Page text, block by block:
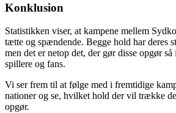
Konklusion
Statistikken viser, at kampene mellem
tætte og spændende. Begge hold har deres
men det er netop det, der gør disse opgør så
spillere og fans.
Vi ser frem til at følge med i fremtidige
nationer og se, hvilket hold der vil trække
opgør.